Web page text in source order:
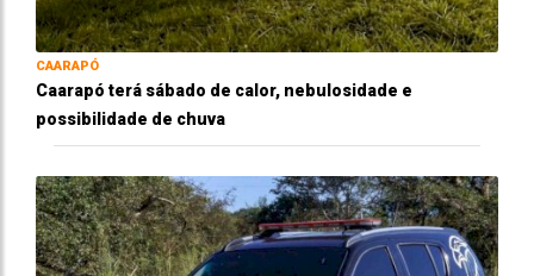
CAARAPÓ
Caarapó terá sábado de calor, nebulosidade e
possibilidade de chuva